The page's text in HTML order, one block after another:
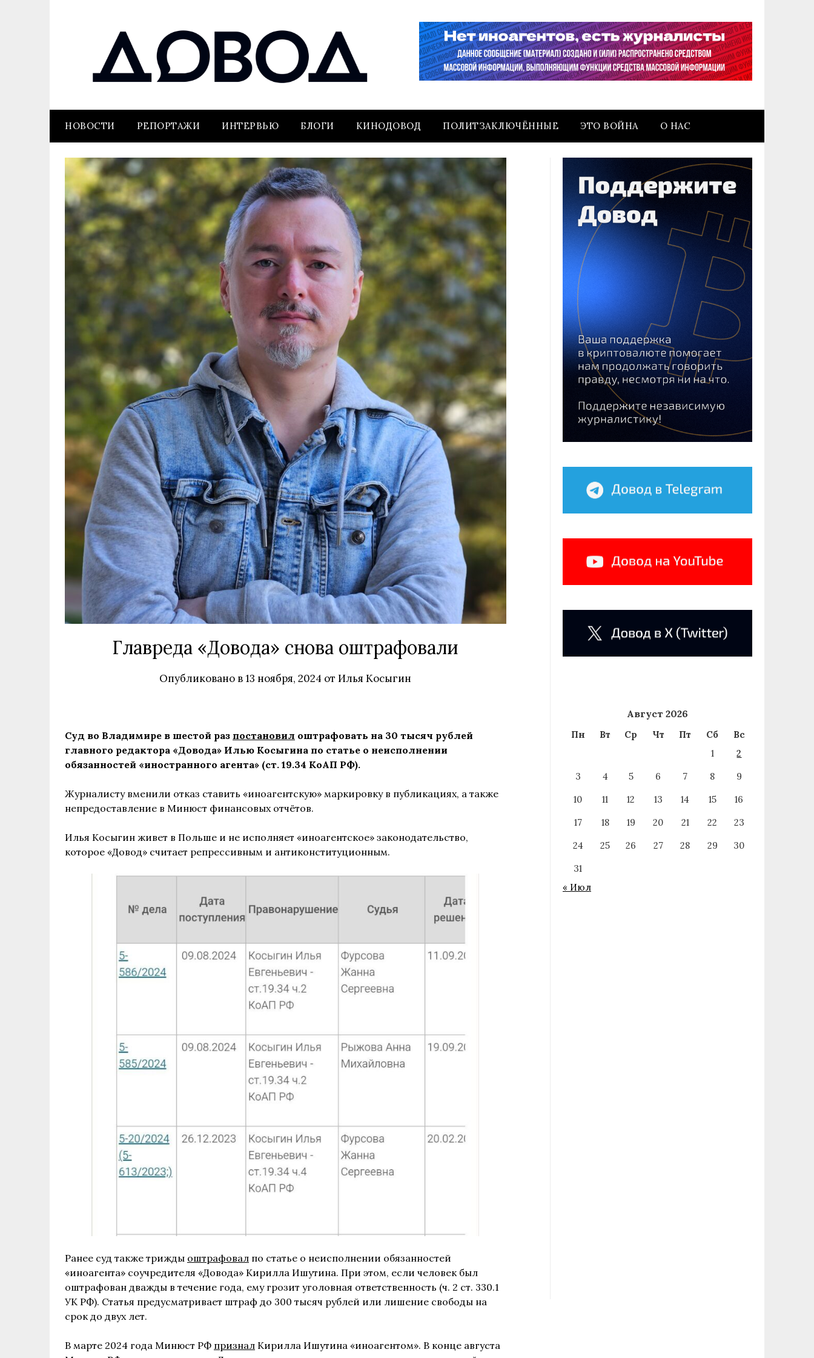
НОВОСТИ РЕПОРТАЖИ ИНТЕРВЬЮ БЛОГИ КИНОДОВОД ПОЛИТЗАКЛЮЧЁННЫЕ ЭТО ВОЙНА О НАС
Главреда «Довода» снова оштрафовали
Опубликовано в13 ноября, 2024 отИлья Косыгин
Суд во Владимире в шестой раз постановил оштрафовать на 30 тысяч рублей
главного редактора «Довода» Илью Косыгина по статье о неисполнении
обязанностей «иностранного агента» (ст. 19.34 КоАП РФ).
Журналисту вменили отказ ставить «иноагентскую» маркировку в публикациях, а также
непредоставление в Минюст финансовых отчётов.
Илья Косыгин живет в Польше и не исполняет «иноагентское» законодательство,
которое «Довод» считает репрессивным и антиконституционным.
Ранее суд также трижды оштрафовал по статье о неисполнении обязанностей
«иноагента» соучредителя «Довода» Кирилла Ишутина. При этом, если человек был
оштрафован дважды в течение года, ему грозит уголовная ответственность (ч. 2 ст. 330.1
УК РФ). Статья предусматривает штраф до 300 тысяч рублей или лишение свободы на
срок до двух лет.
В марте 2024 года Минюст РФ признал Кирилла Ишутина «иноагентом». В конце августа
Август 2026
Пн Вт Ср Чт Пт Сб
Вс
1
2
3
4 5 6 7 8
9
10
11 12 13 14 15
16
17
18 19 20 21 22
23
24
25 26 27 28 29
30
31
« Июл